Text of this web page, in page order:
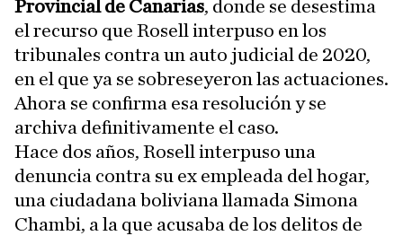
Provincial de Canarias, donde se desestima
el recurso que Rosell interpuso en los
tribunales contra un auto judicial de 2020,
en el que ya se sobreseyeron las actuaciones.
Ahora se confirma esa resolución y se
archiva definitivamente el caso.
Hace dos años, Rosell interpuso una
denuncia contra su ex empleada del hogar,
una ciudadana boliviana llamada Simona
Chambi, a la que acusaba de los delitos de